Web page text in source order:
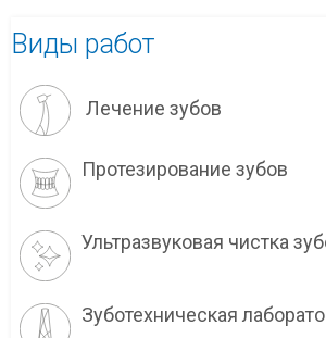
Виды работ
Лечение зубов
Протезирование зубов
Ультразвуковая чистка
Зуботехническая